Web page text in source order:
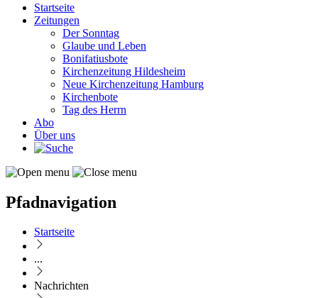
Startseite
Zeitungen
Der Sonntag
Glaube und Leben
Bonifatiusbote
Kirchenzeitung Hildesheim
Neue Kirchenzeitung Hamburg
Kirchenbote
Tag des Herrn
Abo
Über uns
Pfadnavigation
Startseite
...
Nachrichten